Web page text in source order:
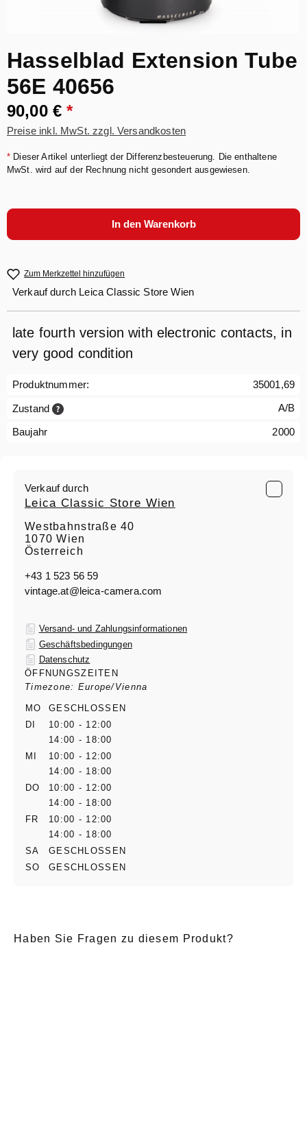
Hasselblad Extension Tube
56E 40656
90,00 €*
Preise inkl. MwSt. zzgl. Versandkosten
* Dieser Artikel unterliegt der Differenzbesteuerung. Die enthaltene
MwSt. wird auf der Rechnung nicht gesondert ausgewiesen.
In den Warenkorb
Zum Merkzettel hinzufügen
Verkauf durch Leica Classic Store Wien
late fourth version with electronic contacts, in
very good condition
Produktnummer: 35001,69
Zustand A/B
Baujahr 2000
Verkauf durch
Leica Classic Store Wien
Westbahnstraße 40
1070 Wien
Österreich
+43 1 523 56 59
vintage.at@leica-camera.com
Versand- und Zahlungsinformationen
Geschäftsbedingungen
Datenschutz
ÖFFNUNGSZEITEN
Timezone: Europe/Vienna
MO
GESCHLOSSEN
DI
10:00 - 12:00
14:00 - 18:00
MI
10:00 - 12:00
14:00 - 18:00
DO
10:00 - 12:00
14:00 - 18:00
FR
10:00 - 12:00
14:00 - 18:00
SA
GESCHLOSSEN
SO
GESCHLOSSEN
Haben Sie Fragen zu diesem Produkt?